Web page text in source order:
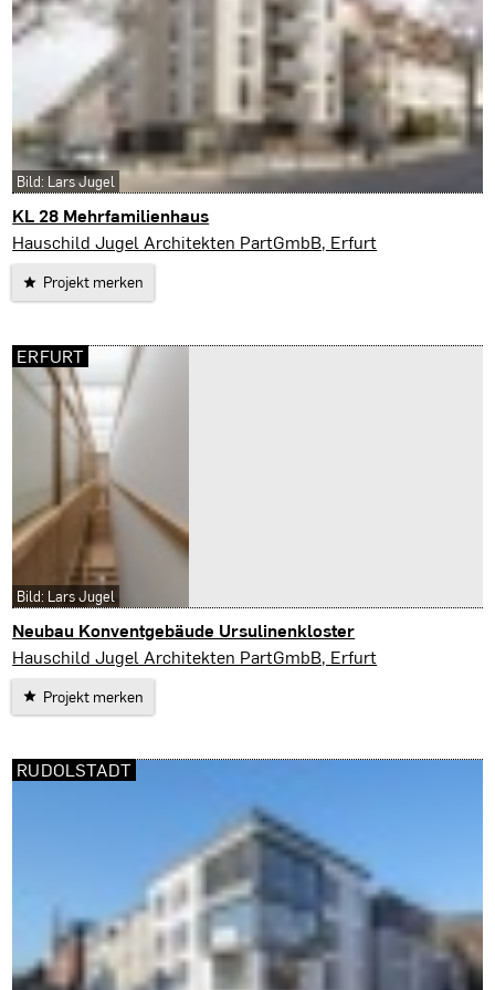
KL 28 Mehrfamilienhaus
Erfurt
Hauschild Jugel Architekten PartGmbB, Erfurt
Projekt merken
Bild: Lars Jugel
Neubau Konventgebäude Ursulinenkloster
Erfurt
Hauschild Jugel Architekten PartGmbB, Erfurt
Projekt merken
ERFURT
Bild: Lars Jugel
RUDOLSTADT